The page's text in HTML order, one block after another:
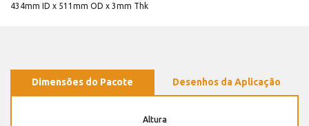
434mm ID x 511mm OD x 3mm Thk
Dimensões do Pacote Desenhos da Aplicação
Altura